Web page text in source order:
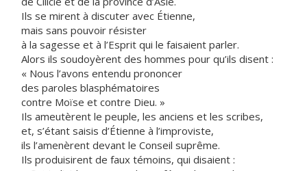
Ils se mirent à discuter avec Étienne,
mais sans pouvoir résister
à la sagesse et à l’Esprit qui le faisaient parler.
Alors ils soudoyèrent des hommes pour qu’ils disent :
« Nous l’avons entendu prononcer
des paroles blasphématoires
contre Moïse et contre Dieu. »
Ils ameutèrent le peuple, les anciens et les scribes,
et, s’étant saisis d’Étienne à l’improviste,
ils l’amenèrent devant le Conseil suprême.
Ils produisirent de faux témoins, qui disaient :